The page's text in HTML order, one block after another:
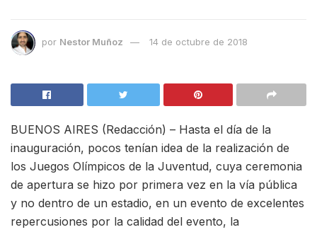
por Nestor Muñoz 14 de octubre de 2018
BUENOS AIRES (Redacción) – Hasta el día de la
inauguración, pocos tenían idea de la realización de
los Juegos Olímpicos de la Juventud, cuya ceremonia
de apertura se hizo por primera vez en la vía pública
y no dentro de un estadio, en un evento de excelentes
repercusiones por la calidad del evento, la